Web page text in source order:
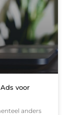
voor
anders